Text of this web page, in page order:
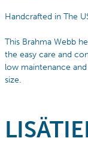
Handcrafted in The
This Brahma Webb
the easy care and
low maintenance
size.